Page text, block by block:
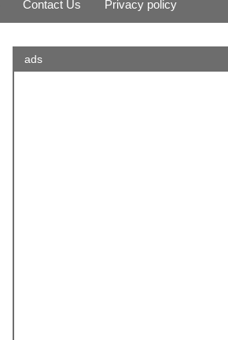
Contact Us Privacy policy
ads